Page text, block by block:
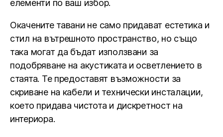
елементи по ваш избор.
Окачените тавани не само придават естетика и
стил на вътрешното пространство, но също
така могат да бъдат използвани за
подобряване на акустиката и осветлението в
стаята. Те предоставят възможности за
скриване на кабели и технически инсталации,
което придава чистота и дискретност на
интериора.